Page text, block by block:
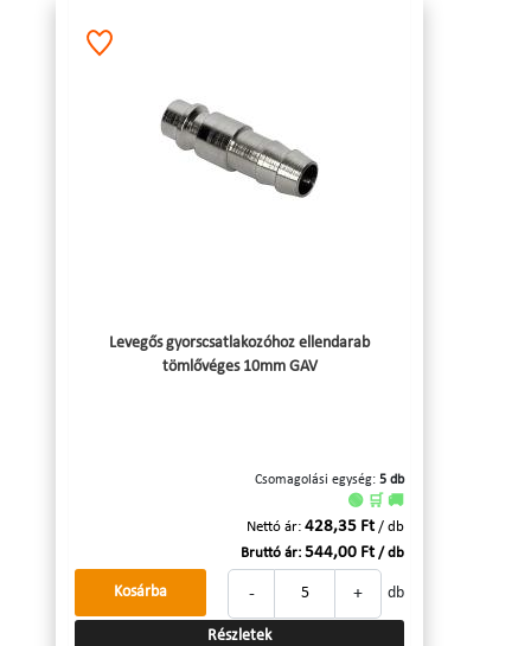
Levegős gyorscsatlakozóhoz ellendarab
tömlővéges 10mm GAV
Csomagolási egység: 5 db
🟢 🛒 🚚
Nettó ár: 428,35 Ft / db
Bruttó ár: 544,00 Ft / db
- + db
Kosárba
Részletek